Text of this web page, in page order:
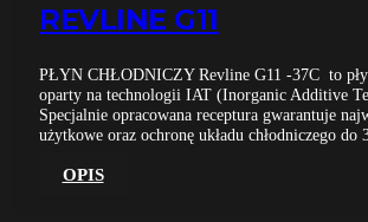
REVLINE G11
PŁYN CHŁODNICZY Revline G11 -37C to
oparty na technologii IAT (Inorganic Additive
Specjalnie opracowana receptura gwarantuje
użytkowe oraz ochronę układu chłodniczego do
OPIS